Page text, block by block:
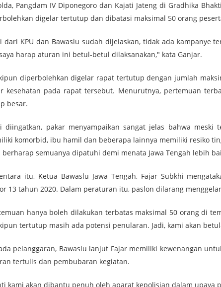
Pangdam IV Diponegoro dan Kajati Jateng di Gradhika
digelar tertutup dan dibatasi maksimal 50 orang
dari KPU dan Bawaslu sudah dijelaskan, tidak ada kampanye
harap aturan ini betul-betul dilaksanakan," kata Ganjar.
diperbolehkan digelar rapat tertutup dengan jumlah
kesehatan pada rapat tersebut. Menurutnya, pertemuan
besar.
diingatkan, pakar menyampaikan sangat jelas bahwa
komorbid, ibu hamil dan beberapa lainnya memiliki resiko
berharap semuanya dipatuhi demi menata Jawa Tengah lebih
itu, Ketua Bawaslu Jawa Tengah, Fajar Subkhi
13 tahun 2020. Dalam peraturan itu, paslon dilarang
hanya boleh dilakukan terbatas maksimal 50 orang di
tertutup masih ada potensi penularan. Jadi, kami akan
pelanggaran, Bawaslu lanjut Fajar memiliki kewenangan
tertulis dan pembubaran kegiatan.
kami akan dibantu penuh oleh aparat kepolisian dalam upaya